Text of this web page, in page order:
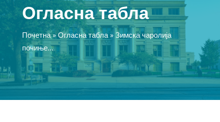
Огласна табла
Почетна»Огласна табла» Зимска чаролија
почиње…